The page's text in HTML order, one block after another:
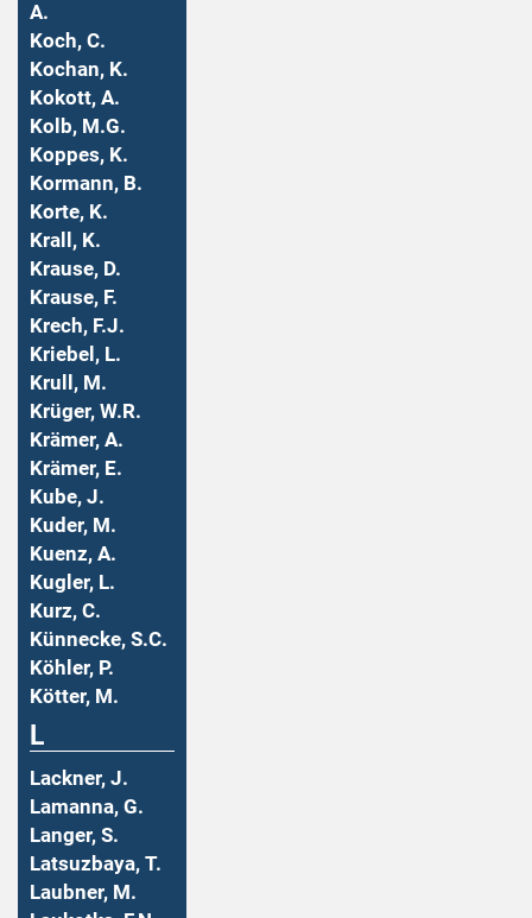
A.
Koch, C.
Kochan, K.
Kokott, A.
Kolb, M.G.
Koppes, K.
Kormann, B.
Korte, K.
Krall, K.
Krause, D.
Krause, F.
Krech, F.J.
Kriebel, L.
Krull, M.
Krüger, W.R.
Krämer, A.
Krämer, E.
Kube, J.
Kuder, M.
Kuenz, A.
Kugler, L.
Kurz, C.
Künnecke, S.C.
Köhler, P.
Kötter, M.
L
Lackner, J.
Lamanna, G.
Langer, S.
Latsuzbaya, T.
Laubner, M.